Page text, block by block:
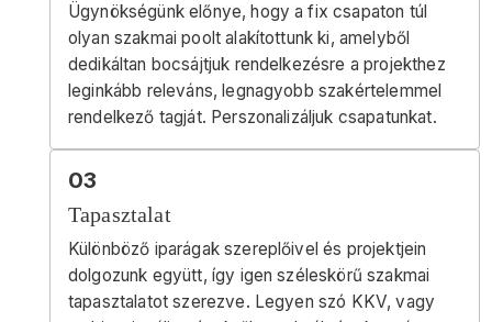
Ügynökségünk előnye, hogy a fix csapaton túl
olyan szakmai poolt alakítottunk ki, amelyből
dedikáltan bocsájtjuk rendelkezésre a projekthez
leginkább releváns, legnagyobb szakértelemmel
rendelkező tagját. Perszonalizáljuk csapatunkat.
03
Tapasztalat
Különböző iparágak szereplőivel és projektjein
dolgozunk együtt, így igen széleskörű szakmai
tapasztalatot szerezve. Legyen szó KKV, vagy